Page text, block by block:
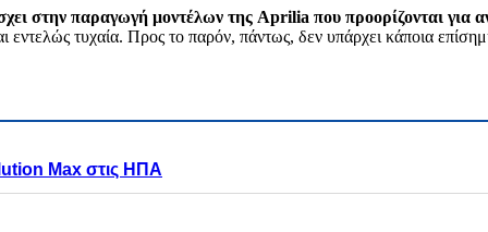
στην παραγωγή μοντέλων της Aprilia που προορίζονται για
εντελώς τυχαία. Προς το παρόν, πάντως, δεν υπάρχει κάποια
Max στις ΗΠΑ